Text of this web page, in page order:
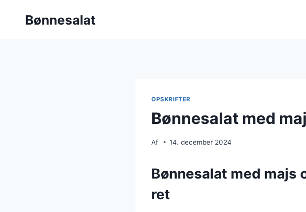
Bønnesalat
OPSKRIFTER
Bønnesalat med
Af 14. december 2024
Bønnesalat med majs
ret